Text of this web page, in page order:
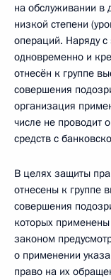
на обслуживании в
низкой степени
операций. Наряду
одновременно и
отнесён к группе
совершения
организация
числе не проводит
средств с
В целях защиты
отнесены к группе
совершения
которых
законом
о применении
право на их